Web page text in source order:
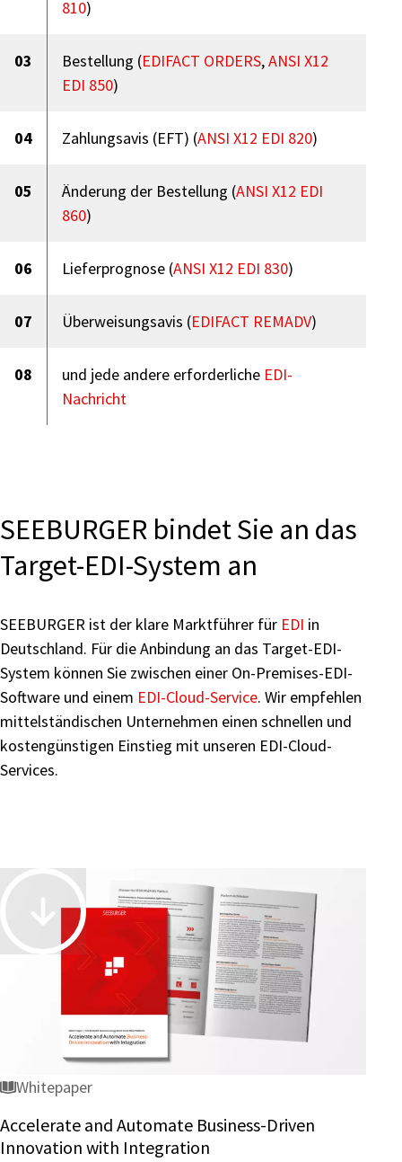
810)
03 Bestellung (EDIFACT ORDERS,ANSI X12
EDI 850)
04 Zahlungsavis (EFT) (ANSI X12 EDI 820)
05 Änderung der Bestellung (ANSI X12 EDI
860)
06 Lieferprognose (ANSI X12 EDI 830)
07 Überweisungsavis (EDIFACT REMADV)
08 und jede andere erforderliche EDI-
Nachricht
SEEBURGER bindet Sie an das
Target-EDI-System an
SEEBURGER ist der klare Marktführer für EDI in
Deutschland. Für die Anbindung an das Target-EDI-
System können Sie zwischen einer On-Premises-EDI-
Software und einem EDI-Cloud-Service. Wir empfehlen
mittelständischen Unternehmen einen schnellen und
kostengünstigen Einstieg mit unseren EDI-Cloud-
Services.
Accelerate
Automate
Business-
Integration
Whitepaper
Accelerate and Automate Business-Driven
Innovation with Integration